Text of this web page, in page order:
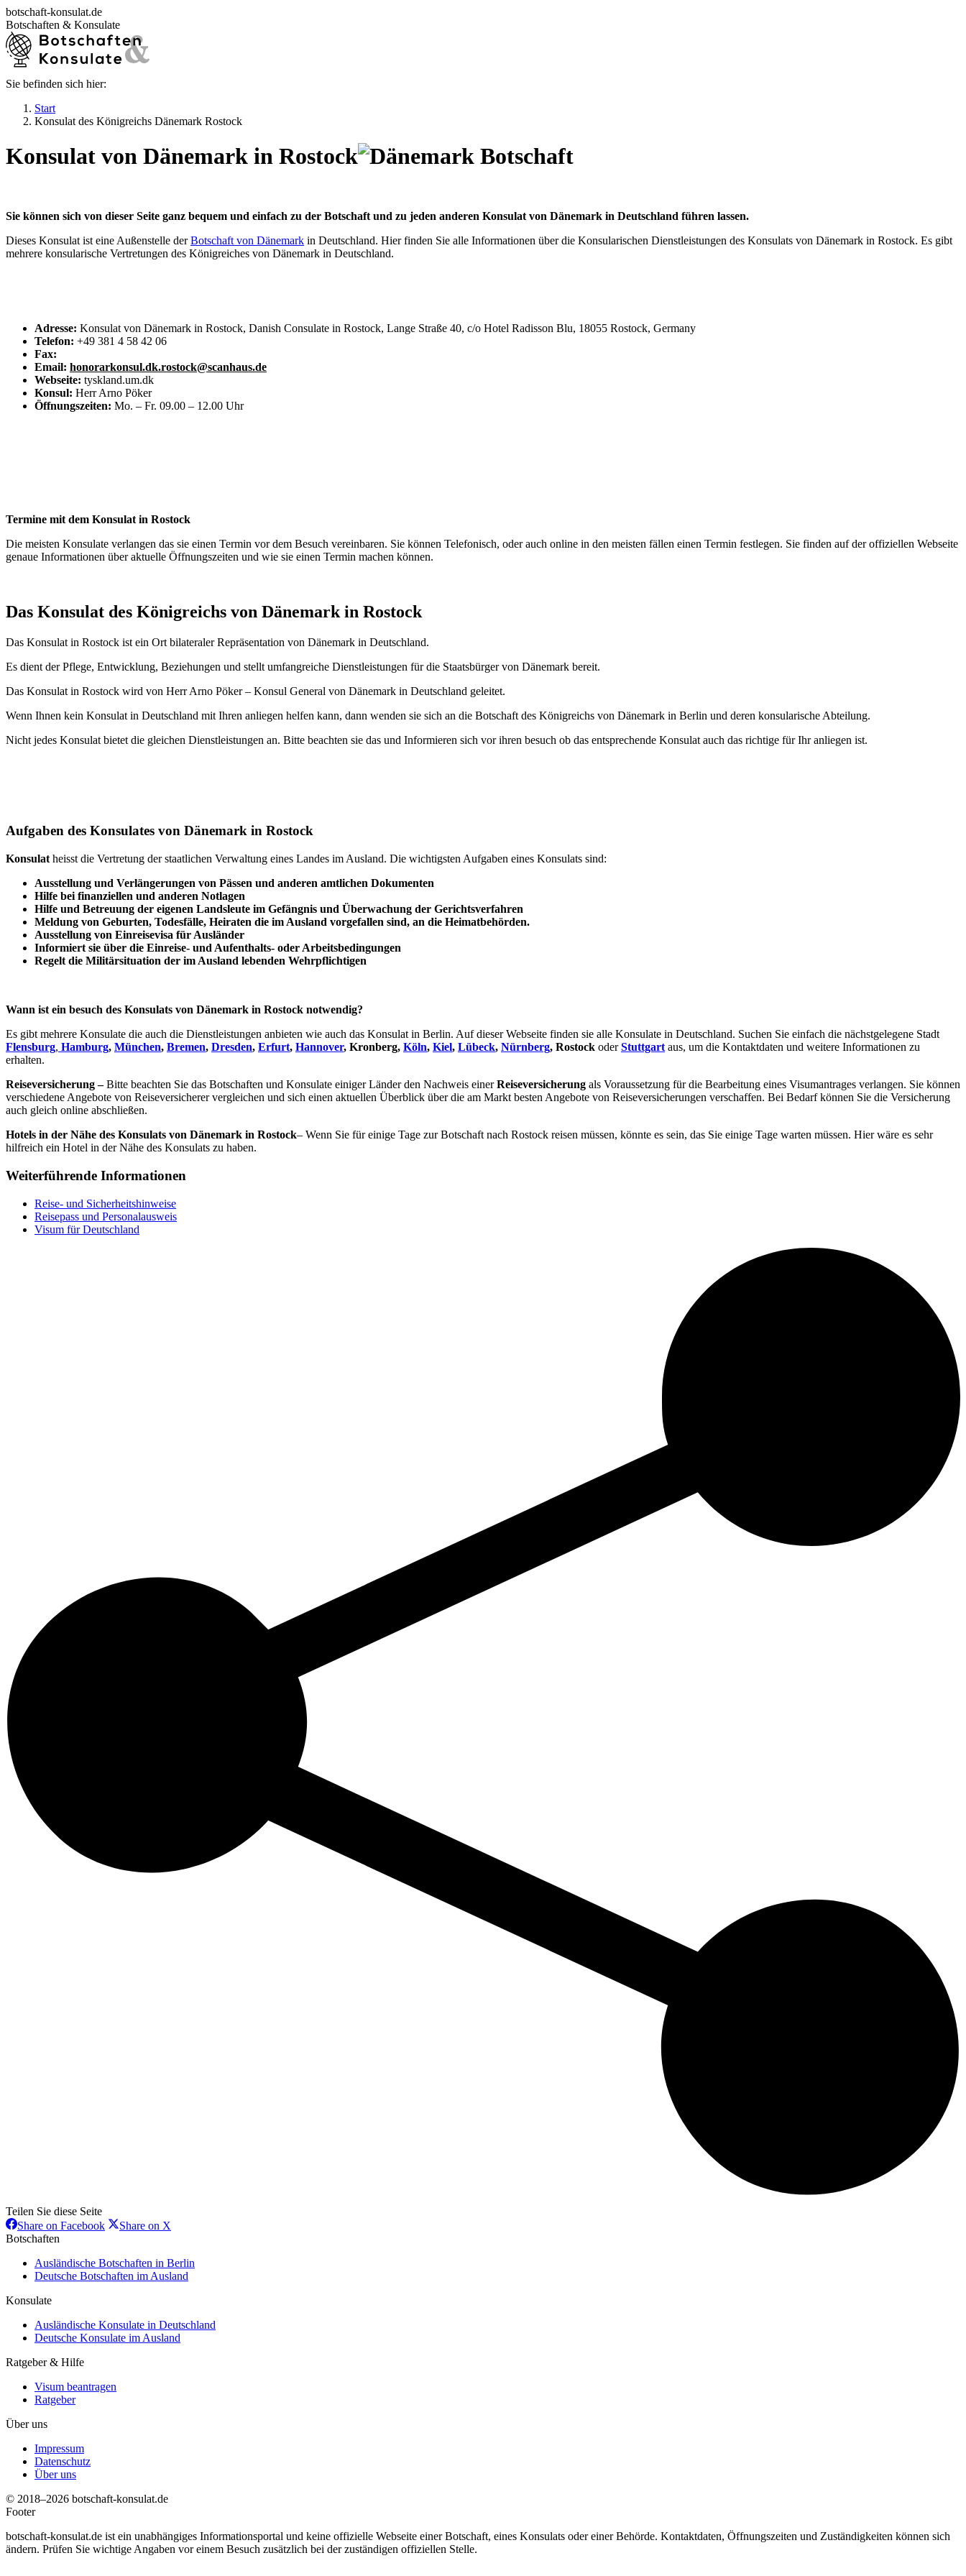
Zum
Inhalt
springen
botschaft-konsulat.de
Botschaften & Konsulate
Startseite
Botschaften im Ausland
Konsulate in Deutschland
Visum beantragen
Ratgeber
Sie befinden sich hier:
Start
Konsulat des Königreichs Dänemark Rostock
Konsulat von Dänemark in Rostock
Sie können sich von dieser Seite ganz bequem und einfach zu der Botschaft und zu jeden anderen Konsulat von Dänemark in Deutschland führen lassen.
Dieses Konsulat ist eine Außenstelle derBotschaft von Dänemark in Deutschland. Hier finden Sie alle Informationen über die Konsularischen Dienstleistungen des Konsulats von Dänemark in Rostock. Es gibt
mehrere konsularische Vertretungen des Königreiches von Dänemark in Deutschland.
Adresse: Konsulat von Dänemark in Rostock, Danish Consulate in Rostock, Lange Straße 40, c/o Hotel Radisson Blu, 18055 Rostock, Germany
Telefon: +49 381 4 58 42 06
Fax:
Email: honorarkonsul.dk.rostock@scanhaus.de
Webseite: tyskland.um.dk
Konsul: Herr Arno Pöker
Öffnungszeiten: Mo. – Fr. 09.00 – 12.00 Uhr
Termine mit dem Konsulat in Rostock
Die meisten Konsulate verlangen das sie einen Termin vor dem Besuch vereinbaren. Sie können Telefonisch, oder auch online in den meisten fällen einen Termin festlegen. Sie finden auf der offiziellen Webseite
genaue Informationen über aktuelle Öffnungszeiten und wie sie einen Termin machen können.
Das Konsulat des Königreichs von Dänemark in Rostock
Das Konsulat in Rostock ist ein Ort bilateraler Repräsentation von Dänemark in Deutschland.
Es dient der Pflege, Entwicklung, Beziehungen und stellt umfangreiche Dienstleistungen für die Staatsbürger von Dänemark bereit.
Das Konsulat in Rostock wird von Herr Arno Pöker – Konsul General von Dänemark in Deutschland geleitet.
Wenn Ihnen kein Konsulat in Deutschland mit Ihren anliegen helfen kann, dann wenden sie sich an die Botschaft des Königreichs von Dänemark in Berlin und deren konsularische Abteilung.
Nicht jedes Konsulat bietet die gleichen Dienstleistungen an. Bitte beachten sie das und Informieren sich vor ihren besuch ob das entsprechende Konsulat auch das richtige für Ihr anliegen ist.
Aufgaben des Konsulates von Dänemark in Rostock
Konsulat heisst die Vertretung der staatlichen Verwaltung eines Landes im Ausland. Die wichtigsten Aufgaben eines Konsulats sind:
Ausstellung und Verlängerungen von Pässen und anderen amtlichen Dokumenten
Hilfe bei finanziellen und anderen Notlagen
Hilfe und Betreuung der eigenen Landsleute im Gefängnis und Überwachung der Gerichtsverfahren
Meldung von Geburten, Todesfälle, Heiraten die im Ausland vorgefallen sind, an die Heimatbehörden.
Ausstellung von Einreisevisa für Ausländer
Informiert sie über die Einreise- und Aufenthalts- oder Arbeitsbedingungen
Regelt die Militärsituation der im Ausland lebenden Wehrpflichtigen
Wann ist ein besuch des Konsulats von Dänemark in Rostock notwendig?
Es gibt mehrere Konsulate die auch die Dienstleistungen anbieten wie auch das Konsulat in Berlin. Auf dieser Webseite finden sie alle Konsulate in Deutschland. Suchen Sie einfach die nächstgelegene Stadt
Flensburg, Hamburg, München, Bremen, Dresden, Erfurt, Hannover, Kronberg, Köln, Kiel, Lübeck, Nürnberg, Rostock oderStuttgart aus, um die Kontaktdaten und weitere Informationen zu
erhalten.
Reiseversicherung –Bitte beachten Sie das Botschaften und Konsulate einiger Länder den Nachweis einerReiseversicherung als Voraussetzung für die Bearbeitung eines Visumantrages verlangen. Sie können
verschiedene Angebote von Reiseversicherer vergleichen und sich einen aktuellen Überblick über die am Markt besten Angebote von Reiseversicherungen verschaffen. Bei Bedarf können Sie die Versicherung
auch gleich online abschließen.
Hotels in der Nähe des Konsulats von Dänemark in Rostock– Wenn Sie für einige Tage zur Botschaft nach Rostock reisen müssen, könnte es sein, das Sie einige Tage warten müssen. Hier wäre es sehr
hilfreich ein Hotel in der Nähe des Konsulats zu haben.
Weiterführende Informationen
Reise- und Sicherheitshinweise
Reisepass und Personalausweis
Visum für Deutschland
Teilen Sie diese Seite
Share on FacebookShareShare on X
Botschaften
Ausländische Botschaften in Berlin
Deutsche Botschaften im Ausland
Konsulate
Ausländische Konsulate in Deutschland
Deutsche Konsulate im Ausland
Ratgeber & Hilfe
Visum beantragen
Ratgeber
Über uns
Impressum
Datenschutz
Über uns
© 2018–2026 botschaft-konsulat.de
Footer
botschaft-konsulat.de ist ein unabhängiges Informationsportal und keine offizielle Webseite einer Botschaft, eines Konsulats oder einer Behörde. Kontaktdaten, Öffnungszeiten und Zuständigkeiten können sich
ändern. Prüfen Sie wichtige Angaben vor einem Besuch zusätzlich bei der zuständigen offiziellen Stelle.